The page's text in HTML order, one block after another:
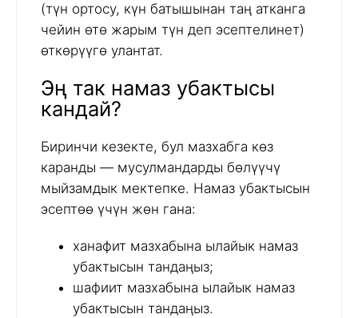
(түн ортосу, күн батышынан таң атканга
чейин өтө жарым түн деп эсептелинет)
өткөрүүгө улантат.
Эң так намаз убактысы
кандай?
Биринчи кезекте, бул мазхабга көз
каранды — мусулмандарды бөлүүчү
мыйзамдык мектепке. Намаз убактысын
эсептөө үчүн жөн гана:
ханафит мазхабына ылайык намаз
убактысын тандаңыз;
шафиит мазхабына ылайык намаз
убактысын тандаңыз.